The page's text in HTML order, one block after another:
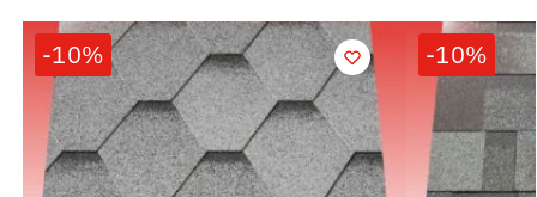
-10% -10%